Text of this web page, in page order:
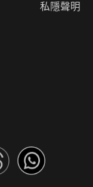
私隱聲明